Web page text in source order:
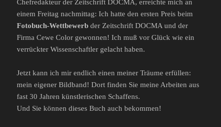
Chefredakteur der Zeitschrift DOCMA, erreichte mich an
einem Freitag nachmittag: Ich hatte den ersten Preis beim
Fotobuch-Wettbewerb der Zeitschrift DOCMA und der
Firma Cewe Color gewonnen! Ich muß vor Glück wie ein
verrückter Wissenschaftler gelacht haben.
Jetzt kann ich mir endlich einen meiner Träume erfüllen:
mein eigener Bildband! Dort finden Sie meine Arbeiten aus
fast 30 Jahren künstlerischen Schaffens.
Und Sie können dieses Buch auch bekommen!